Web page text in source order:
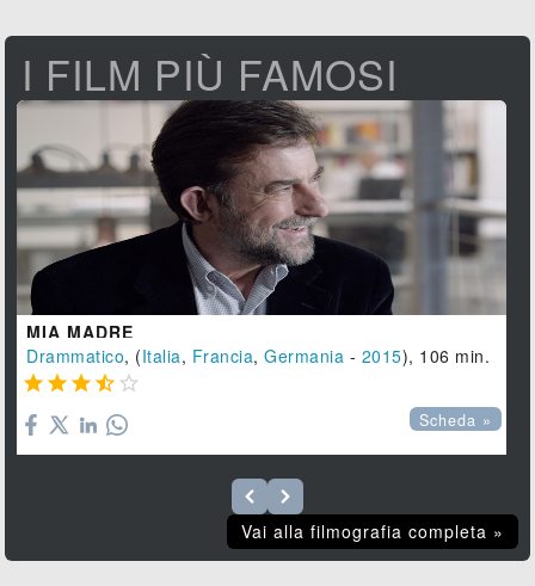
I FILM PIÙ FAMOSI
MIA MADRE
Drammatico, (Italia, Francia,Germania - 2015), 106 min.
    
Scheda »
Vai alla filmografia completa »